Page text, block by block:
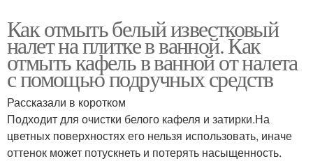
Как отмыть белый известковый
налет на плитке в ванной. Как
отмыть кафель в ванной от налета
с помощью подручных средств
Рассказали в коротком
Подходит для очистки белого кафеля и затирки.На
цветных поверхностях его нельзя использовать, иначе
оттенок может потускнеть и потерять насыщенность.